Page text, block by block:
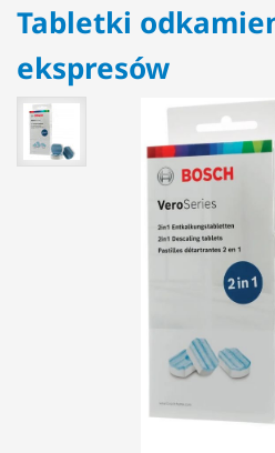
Tabletki
ekspresów